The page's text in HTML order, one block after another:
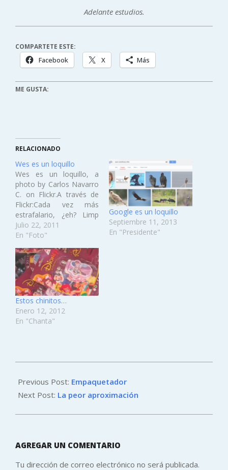
Adelante estudios.
COMPARTETE ESTE:
Facebook X Más
ME GUSTA:
RELACIONADO
Wes es un loquillo
Wes es un loquillo, a
photo by Carlos Navarro
C. on Flickr.A través de
Flickr:Cada vez más
estrafalario, ¿eh? Limp
Bizkit la zorra ayer :D
Julio 22, 2011
En "Foto"
Google es un loquillo
Septiembre 11, 2013
En "Presidente"
Estos chinitos…
Enero 12, 2012
En "Chanta"
09-
10
Previous Post: Empaquetador
Next Post: La peor aproximación
AGREGAR UN COMENTARIO
Tu dirección de correo electrónico no será publicada.